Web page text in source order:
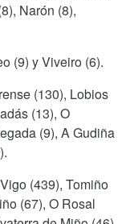
Narón (8),
(9) y Viveiro (6).
(130), Lobios
(13), O
(9), A Gudiña
(439), Tomiño
(67), O Rosal